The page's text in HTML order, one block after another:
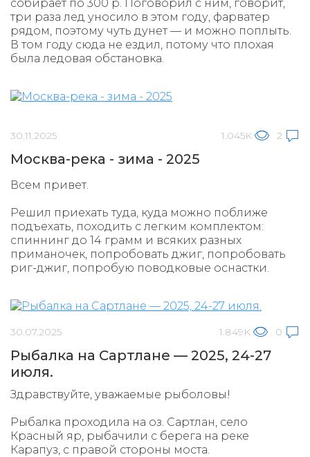
собирает по 300 р. Поговорил с ним, говорит,
три раза лед уносило в этом году, фарватер
рядом, поэтому чуть дунет — и можно поплыть.
В том году сюда не ездил, потому что плохая
была ледовая обстановка.
30.11.2025 1.045K 2
Москва-река - зима - 2025
Всем привет.
Решил приехать туда, куда можно поближе
подъехать, походить с легким комплектом:
спиннинг до 14 грамм и всяких разных
приманочек, попробовать джиг, попробовать
риг-джиг, попробую поводковые оснастки.
30.07.2025 1.849K 0
Рыбалка на Сартлане — 2025, 24-27
июля.
Здравствуйте, уважаемые рыболовы!
Рыбалка проходила на оз. Сартлан, село
Красный яр, рыбачили с берега на реке
Карапуз, с правой стороны моста.